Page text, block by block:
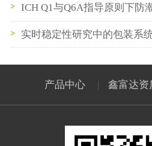
艺的预处理方案
ICH Q1与Q6A指导原则下防
实时稳定性研究中的包装系
产品中心 | 鑫富达资